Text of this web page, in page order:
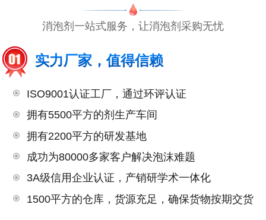
消泡剂一站式服务，让消泡剂采购无忧
实力厂家，值得信赖
ISO9001认证工厂，通过环评认证
拥有5500平方的剂生产车间
拥有2200平方的研发基地
成功为80000多家客户解决泡沫难题
3A级信用企业认证，产销研学术一体化
1500平方的仓库，货源充足，确保货物按期交货